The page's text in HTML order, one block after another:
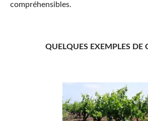
compréhensibles.
QUELQUES EXEMPLES DE